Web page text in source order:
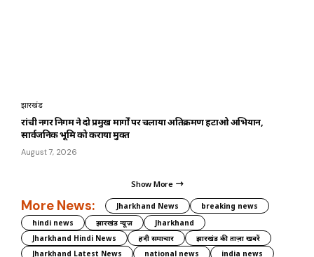
झारखंड
रांची नगर निगम ने दो प्रमुख मार्गों पर चलाया अतिक्रमण हटाओ अभियान,
सार्वजनिक भूमि को कराया मुक्त
August 7, 2026
Show More
More News: Jharkhand News
breaking news
hindi news
झारखंड न्यूज़
Jharkhand
Jharkhand Hindi News
हिंदी समाचार
झारखंड की ताज़ा खबरें
Jharkhand Latest News
national news
india news